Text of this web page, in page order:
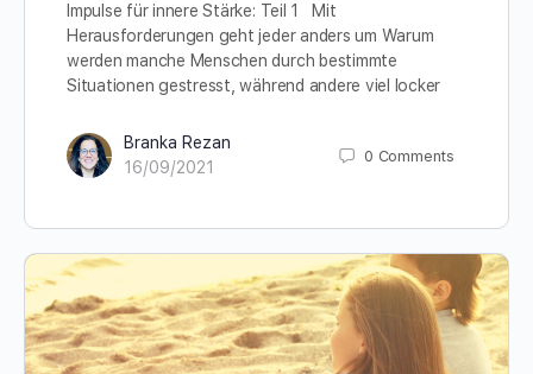
Impulse für innere Stärke: Teil 1 Mit
Herausforderungen geht jeder anders um Warum
werden manche Menschen durch bestimmte
Situationen gestresst, während andere viel locker
Branka Rezan
16/09/2021
0 Comments